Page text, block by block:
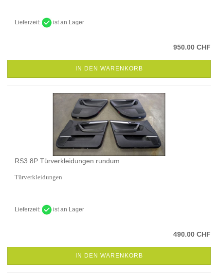
Lieferzeit: ist an Lager
950.00 CHF
IN DEN WARENKORB
RS3 8P Türverkleidungen rundum
Türverkleidungen
Lieferzeit: ist an Lager
490.00 CHF
IN DEN WARENKORB